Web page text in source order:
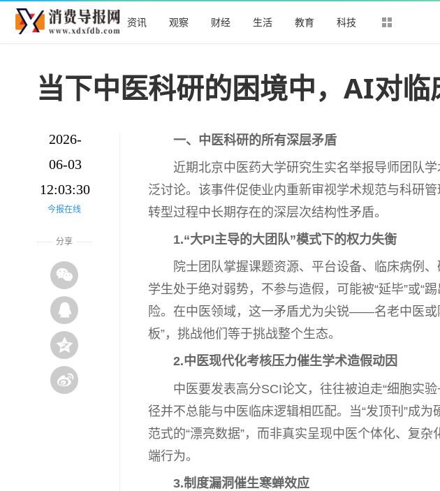
资讯 观察 财经 生活 教育 科技
当下中医科研的困境中，AI对
2026-
06-03
12:03:30
今报在线
分享
一、 中医科研的所有深层矛盾
近期北京中医药大学研究生实名举报导师团队
泛讨论。该事件促使业内重新审视学术规范与科研
转型过程中长期存在的深层次结构性矛盾。
1.“大PI主导的大团队”模式下的权力失衡
院士团队掌握课题资源、 平台设备、临床病例、
学生处于绝对弱势，不参与造假，可能被“延毕”或“
险。在中医领域，这一矛盾尤为尖锐——名老中医
板”，挑战他们等于挑战整个生态。
2.中医现代化考核压力催生学术造假动因
中医要发表高分SCI论文，往往被迫走“细胞实
径并不总能与中医临床逻辑相匹配。当“发顶刊”成
范式的“漂亮数据”，而非真实呈现中医个体化、复杂
端行为。
3.制度漏洞催生寒蝉效应